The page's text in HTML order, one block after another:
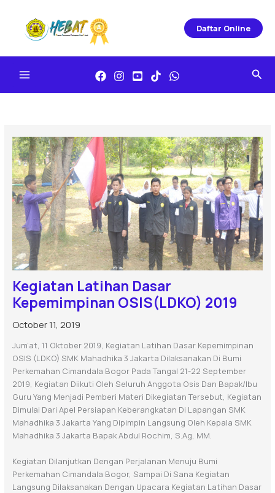
Content
Daftar Online
Kegiatan Latihan Dasar
Kepemimpinan OSIS(LDKO) 2019
October 11, 2019
Jum’at, 11 Oktober 2019, Kegiatan Latihan Dasar Kepemimpinan
OSIS (LDKO) SMK Mahadhika 3 Jakarta Dilaksanakan Di Bumi
Perkemahan Cimandala Bogor Pada Tangal 21-22 September
2019, Kegiatan Diikuti Oleh Seluruh Anggota Osis Dan Bapak/ibu
Guru Yang Menjadi Pemberi Materi Dikegiatan Tersebut, Kegiatan
Dimulai Dari Apel Persiapan Keberangkatan Di Lapangan SMK
Mahadhika 3 Jakarta Yang Dipimpin Langsung Oleh Kepala SMK
Mahadhika 3 Jakarta Bapak Abdul Rochim, S.Ag, MM.
Kegiatan Dilanjutkan Dengan Perjalanan Menuju Bumi
Perkemahan Cimandala Bogor, Sampai Di Sana Kegiatan
Langsung Dilaksanakan Dengan Upacara Kegiatan Latihan Dasar